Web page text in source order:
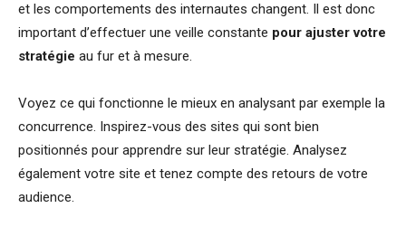
et les comportements des internautes changent. Il est donc
important d’effectuer une veille constante pour ajuster votre
stratégie au fur et à mesure.
Voyez ce qui fonctionne le mieux en analysant par exemple la
concurrence. Inspirez-vous des sites qui sont bien
positionnés pour apprendre sur leur stratégie. Analysez
également votre site et tenez compte des retours de votre
audience.